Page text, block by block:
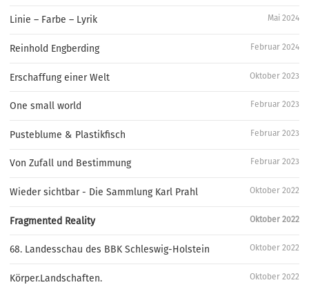
Linie – Farbe – Lyrik Mai 2024
Reinhold Engberding Februar 2024
Erschaffung einer Welt Oktober 2023
One small world Februar 2023
Pusteblume & Plastikfisch Februar 2023
Von Zufall und Bestimmung Februar 2023
Wieder sichtbar - Die Sammlung Karl Prahl Oktober 2022
Fragmented Reality Oktober 2022
68. Landesschau des BBK Schleswig-Holstein Oktober 2022
Körper.Landschaften. Oktober 2022